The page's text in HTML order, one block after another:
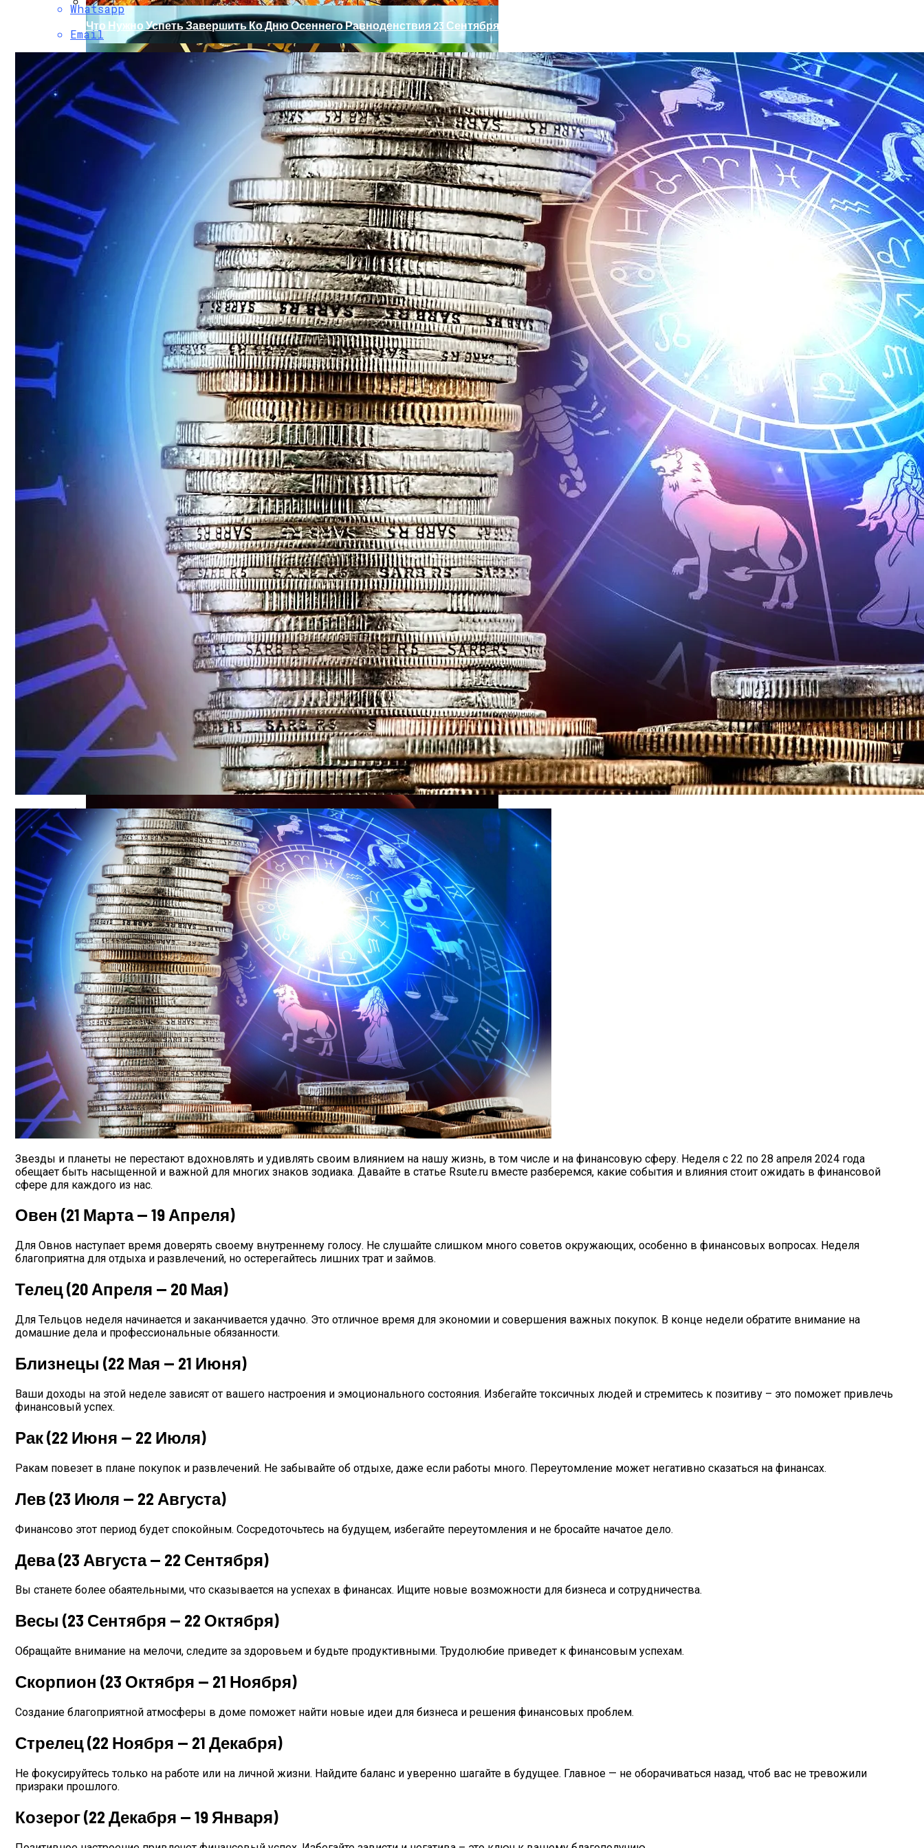
Обновление Для Range Rover Velar: «умные» Фары, Новый Салон, Улучшение PHEV-Версии
Электромобиль Xiaomi: Внешность Уже Известна, Имя – Еще Нет
Обновление: Семейства Автомобилей Mercedes-Benz GLE
Дебютировал Крупный Кроссовер Mazda CX-90: Неужели Только Для США?
Что Нужно Успеть Завершить Ко Дню Осеннего Равноденствия 23 Сентября 2023 Года: Пять Примет И Пять Очень Важных Дел
Гороскоп На Неделю С 11 По 17 Сентября 2023 Года
Какие Знаки Зодиака Окажутся В Сентябрьском Водовороте Любви
Зеркальная Дата 09.09.23: Пять Сильных Обрядов На Любовь И Деньги В Дату Мощи Перед Сентябрьским Суперлунием
Зеркальная Дата Осени 2023 Года: Как Загадывать Желание 09.09 И Что Делать, Чтобы Привлечь Успех В Свою Жизнь
Whatsapp
Email
Звезды и планеты не перестают вдохновлять и удивлять своим влиянием на нашу жизнь, в том числе и на финансовую сферу. Неделя с 22 по 28 апреля 2024 года
обещает быть насыщенной и важной для многих знаков зодиака. Давайте в статье Rsute.ru вместе разберемся, какие события и влияния стоит ожидать в финансовой
сфере для каждого из нас.
Овен (21 Марта — 19 Апреля)
Для Овнов наступает время доверять своему внутреннему голосу. Не слушайте слишком много советов окружающих, особенно в финансовых вопросах. Неделя
благоприятна для отдыха и развлечений, но остерегайтесь лишних трат и займов.
Телец (20 Апреля — 20 Мая)
Для Тельцов неделя начинается и заканчивается удачно. Это отличное время для экономии и совершения важных покупок. В конце недели обратите внимание на
домашние дела и профессиональные обязанности.
Близнецы (22 Мая — 21 Июня)
Ваши доходы на этой неделе зависят от вашего настроения и эмоционального состояния. Избегайте токсичных людей и стремитесь к позитиву – это поможет привлечь
финансовый успех.
Рак (22 Июня — 22 Июля)
Ракам повезет в плане покупок и развлечений. Не забывайте об отдыхе, даже если работы много. Переутомление может негативно сказаться на финансах.
Лев (23 Июля — 22 Августа)
Финансово этот период будет спокойным. Сосредоточьтесь на будущем, избегайте переутомления и не бросайте начатое дело.
Дева (23 Августа — 22 Сентября)
Вы станете более обаятельными, что сказывается на успехах в финансах. Ищите новые возможности для бизнеса и сотрудничества.
Весы (23 Сентября — 22 Октября)
Обращайте внимание на мелочи, следите за здоровьем и будьте продуктивными. Трудолюбие приведет к финансовым успехам.
Скорпион (23 Октября — 21 Ноября)
Создание благоприятной атмосферы в доме поможет найти новые идеи для бизнеса и решения финансовых проблем.
Стрелец (22 Ноября — 21 Декабря)
Не фокусируйтесь только на работе или на личной жизни. Найдите баланс и уверенно шагайте в будущее. Главное — не оборачиваться назад, чтоб вас не тревожили
призраки прошлого.
Козерог (22 Декабря — 19 Января)